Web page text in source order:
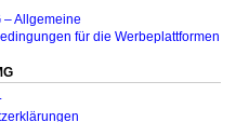
– Allgemeine
für die Werbeplattformen